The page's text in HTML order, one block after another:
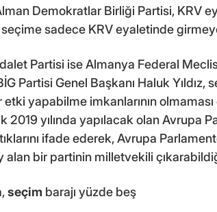
Demokratlar Birliği Partisi, KRV
sadece KRV eyaletinde
Partisi ise Almanya Federal
Partisi Genel Başkanı Haluk
yapabilme imkanlarının olmaması
2019 yılında yapılacak olan Avrupa
ifade ederek, Avrupa
alan bir partinin milletvekili
seçim barajı yüzde beş